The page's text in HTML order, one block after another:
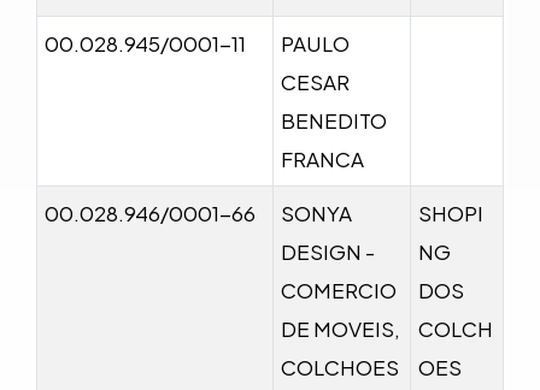
00.028.945/0001-11
PAULO
CESAR
BENEDITO
FRANCA
00.028.946/0001-66
SONYA
DESIGN -
COMERCIO
DE MOVEIS,
COLCHOES
SHOPI
NG
DOS
COLCH
OES